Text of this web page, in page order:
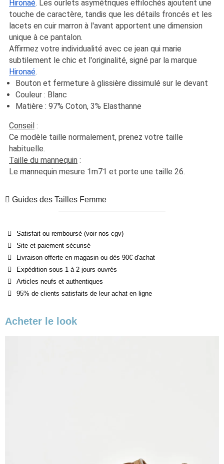
Hironaé. Les ourlets asymétriques effilochés ajoutent une
touche de caractère, tandis que les détails froncés et les
lacets en cuir marron à l'avant apportent une dimension
unique à ce pantalon.
Affirmez votre individualité avec ce jean qui marie
Hironaé.
Bouton et fermeture à glissière dissimulé sur le devant
Couleur : Blanc
Matière : 97% Coton, 3% Elasthanne
Conseil :
Ce modèle taille normalement, prenez votre taille
habituelle.
Taille du mannequin :
Le mannequin mesure 1m71 et porte une taille 26.
Guides des Tailles Femme
Satisfait ou remboursé (voir nos cgv)
Site et paiement sécurisé
Livraison offerte en magasin ou dès 90€ d'achat
Expédition sous 1 à 2 jours ouvrés
Articles neufs et authentiques
95% de clients satisfaits de leur achat en ligne
Acheter le look